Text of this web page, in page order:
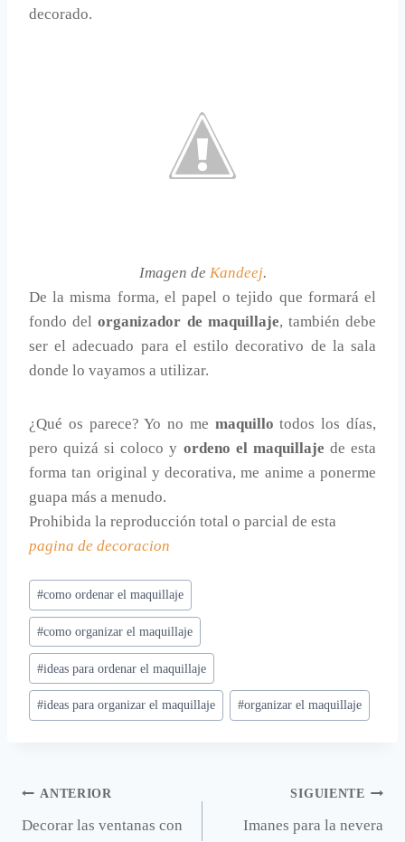
decorado.
Imagen de Kandeej.
De la misma forma, el papel o tejido que formará el
fondo delorganizador de maquillaje, también debe
ser el adecuado para el estilo decorativo de la sala
donde lo vayamos a utilizar.
¿Qué os parece? Yo no me maquillo todos los días,
pero quizá si coloco y ordeno el maquillaje de esta
forma tan original y decorativa, me anime a ponerme
guapa más a menudo.
Prohibida la reproducción total o parcial de esta
pagina de decoracion
Etiquetas
de
la
entrada:
#como ordenar el maquillaje
#como organizar el maquillaje
#ideas para ordenar el maquillaje
#ideas para organizar el maquillaje #organizar el maquillaje
Navegación
de
ANTERIOR
Decorar las ventanas con
SIGUIENTE
Imanes para la nevera